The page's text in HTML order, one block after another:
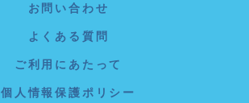
お問い合わせ
よくある質問
ご利用にあたって
個人情報保護ポリシー